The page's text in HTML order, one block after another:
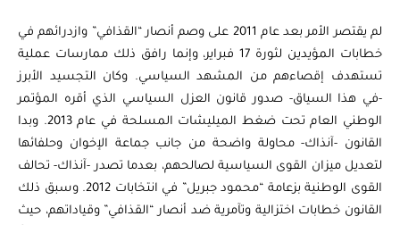
لم يقتصر الأمر بعد عام 2011 على وصم أنصار “القذافي” وازدرائهم في
خطابات المؤيدين لثورة 17 فبراير، وإنما رافق ذلك ممارسات عملية
تستهدف إقصاءهم من المشهد السياسي. وكان التجسيد الأبرز
-في هذا السياق- صدور قانون العزل السياسي الذي أقره المؤتمر
الوطني العام تحت ضغط الميليشات المسلحة في عام 2013. وبدا
القانون -آنذاك- محاولة واضحة من جانب جماعة الإخوان وحلفائها
لتعديل ميزان القوى السياسية لصالحهم، بعدما تصدر -آنذاك- تحالف
القوى الوطنية بزعامة “محمود جبريل” في انتخابات 2012. وسبق ذلك
القانون خطابات اختزالية وتآمرية ضد أنصار “القذافي” وقياداتهم، حيث